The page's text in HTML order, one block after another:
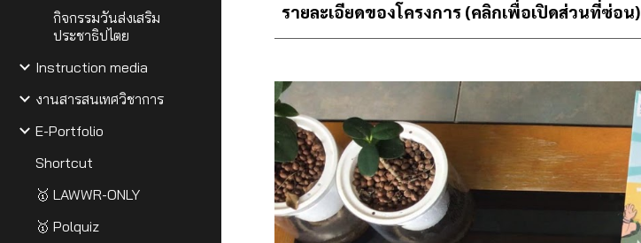
กิจกรรมวันส่งเสริม
ประชาธิปไตย
Instruction media
งานสารสนเทศวิชาการ
E-Portfolio
Shortcut
🥇 LAWWR-ONLY
🥇 Polquiz
รายละเอียดของโครงการ (คลิกเพื่อเปิดส่วนที่ซ่อน)